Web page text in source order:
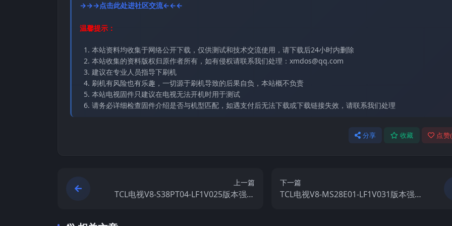
→→→点击此处进社区交流←←←
温馨提示：
本站资料均收集于网络公开下载，仅供测试和技术交流使用，请下载后24小时内删除
本站收集的资料版权归原作者所有，如有侵权请联系我们处理：xmdos@qq.com
建议在专业人员指导下刷机
刷机有风险也有乐趣，一切源于刷机导致的后果自负，本站概不负责
本站电视固件只建议在电视无法开机时用于测试
请务必详细检查固件介绍是否与机型匹配，如遇支付后无法下载或下载链接失效，请联系我们处理
分享 收藏 点赞(
上一篇
TCL电视V8-S38PT04-LF1V025版本强刷
下一篇
TCL电视V8-MS28E01-LF1V031版本强刷